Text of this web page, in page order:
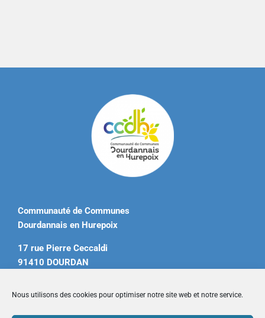
Nous utilisons des cookies pour optimiser notre site web et notre service.
Communauté de Communes
Dourdannais en Hurepoix
17 rue Pierre Ceccaldi
91410 DOURDAN
contact@ccdourdannais.com